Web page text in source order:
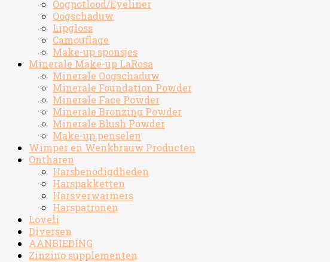
Oogpotlood/Eyeliner
Oogschaduw
Lipgloss
Camouflage
Make-up sponsjes
Minerale Make-up LaRosa
Minerale Oogschaduw
Minerale Foundation Powder
Minerale Face Powder
Minerale Bronzing Powder
Minerale Blush Powder
Make-up penselen
Wimper en Wenkbrauw Producten
Ontharen
Harsbenodigdheden
Harspakketten
Harsverwarmers
Harspatronen
Loveli
Diversen
AANBIEDING
Zinzino supplementen